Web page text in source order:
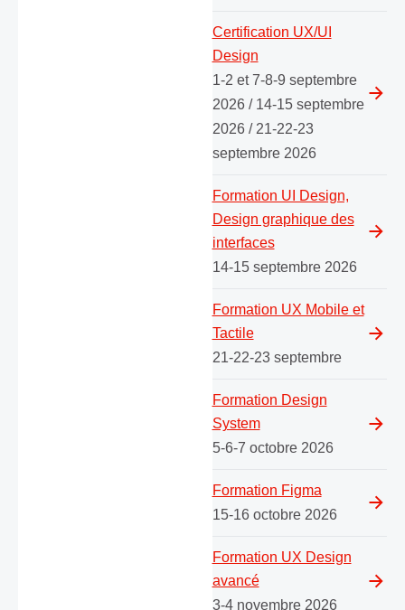
Certification UX/UI
Design
1-2 et 7-8-9 septembre
2026 / 14-15 septembre
2026 / 21-22-23
septembre 2026
Formation UI Design,
Design graphique des
interfaces
14-15 septembre 2026
Formation UX Mobile et
Tactile
21-22-23 septembre
Formation Design
System
5-6-7 octobre 2026
Formation Figma
15-16 octobre 2026
Formation UX Design
avancé
3-4 novembre 2026